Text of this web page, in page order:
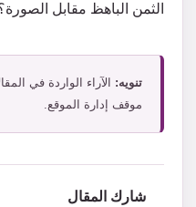
الثمن الباهظ مقابل
تنويه: الآراء الواردة في
موقف إدارة الموقع.
شارك المقال